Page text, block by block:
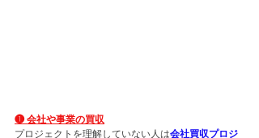
❶ 会社や事業の買収
プロジェクトを理解していない人は会社買収プロジ